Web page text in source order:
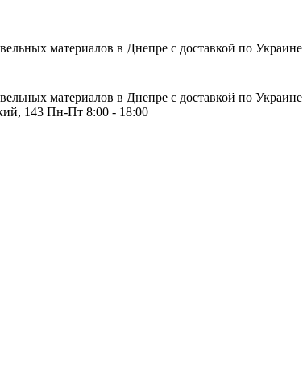
материалов в Днепре с доставкой по Украине
материалов в Днепре с доставкой по Украине
143 Пн-Пт 8:00 - 18:00